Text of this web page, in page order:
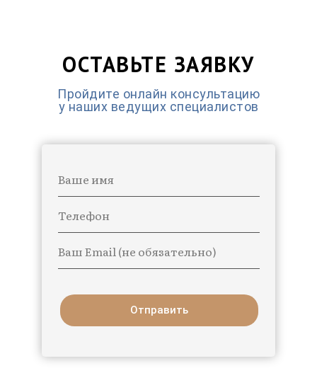
ОСТАВЬТЕ ЗАЯВКУ
Ваше имя
Телефон
Ваш Email (не обязательно)
Отправить
Пройдите онлайн консультацию
у наших ведущих специалистов